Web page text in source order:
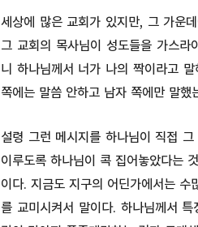
세상에 많은 교회가 있지만, 그 가운
그 교회의 목사님이 성도들을 가스라
니 하나님께서 너가 나의 짝이라고
쪽에는 말씀 안하고 남자 쪽에만 말
설령 그런 메시지를 하나님이 직접
이루도록 하나님이 콕 집어놓았다는
이다. 지금도 지구의 어딘가에서는
를 교미시켜서 말이다. 하나님께서